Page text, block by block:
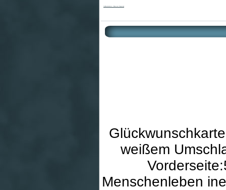
weißem
Menschenleben